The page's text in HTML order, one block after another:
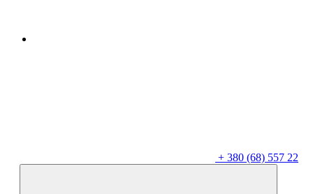
+ 380 (68) 557 22